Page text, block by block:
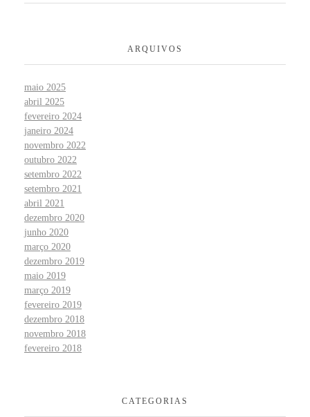
ARQUIVOS
maio 2025
abril 2025
fevereiro 2024
janeiro 2024
novembro 2022
outubro 2022
setembro 2022
setembro 2021
abril 2021
dezembro 2020
junho 2020
março 2020
dezembro 2019
maio 2019
março 2019
fevereiro 2019
dezembro 2018
novembro 2018
fevereiro 2018
CATEGORIAS